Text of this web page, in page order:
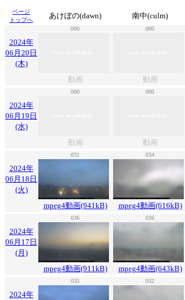
ページ
トップへ
あけぼの(dawn) 南中(culm)
000 000
2024年
06月20日
(木)
動画 動画
000 000
2024年
06月19日
(水)
動画 動画
031 034
2024年
06月18日
(火)
mpeg4動画(941kB) mpeg4動画(616kB)
036 036
2024年
06月17日
(月)
mpeg4動画(911kB) mpeg4動画(643kB)
035 032
2024年